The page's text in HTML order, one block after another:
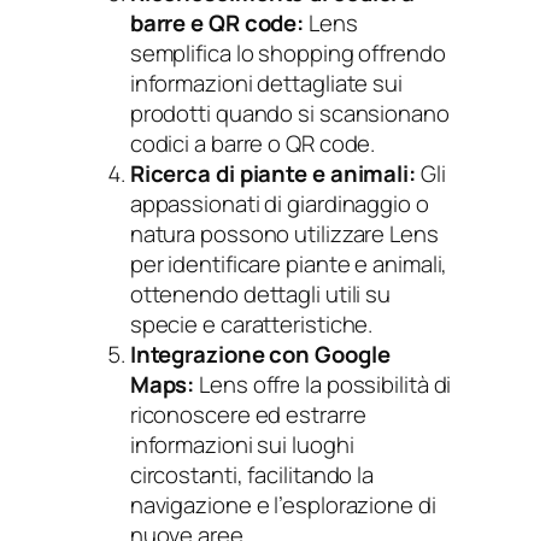
barre e QR code: Lens
semplifica lo shopping offrendo
informazioni dettagliate sui
prodotti quando si scansionano
codici a barre o QR code.
Ricerca di piante e animali:Gli
appassionati di giardinaggio o
natura possono utilizzare Lens
per identificare piante e animali,
ottenendo dettagli utili su
specie e caratteristiche.
Integrazione con Google
Maps: Lens offre la possibilità di
riconoscere ed estrarre
informazioni sui luoghi
circostanti, facilitando la
navigazione e l’esplorazione di
nuove aree.